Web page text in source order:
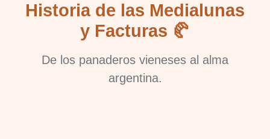
Historia de las Medialunas
y Facturas 🥐
De los panaderos vieneses al alma
argentina.